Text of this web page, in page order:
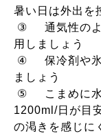
暑い日は外出を
③
通気性の
用しましょう
④
保冷剤や
ましょう
⑤
こまめに
1200ml/日が目
の渇きを感じに